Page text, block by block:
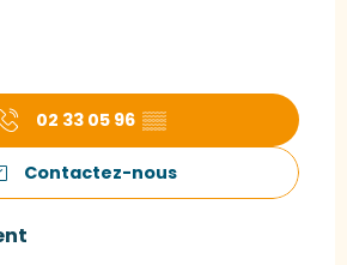
02 33 05 96 ▒▒
Contactez-nous